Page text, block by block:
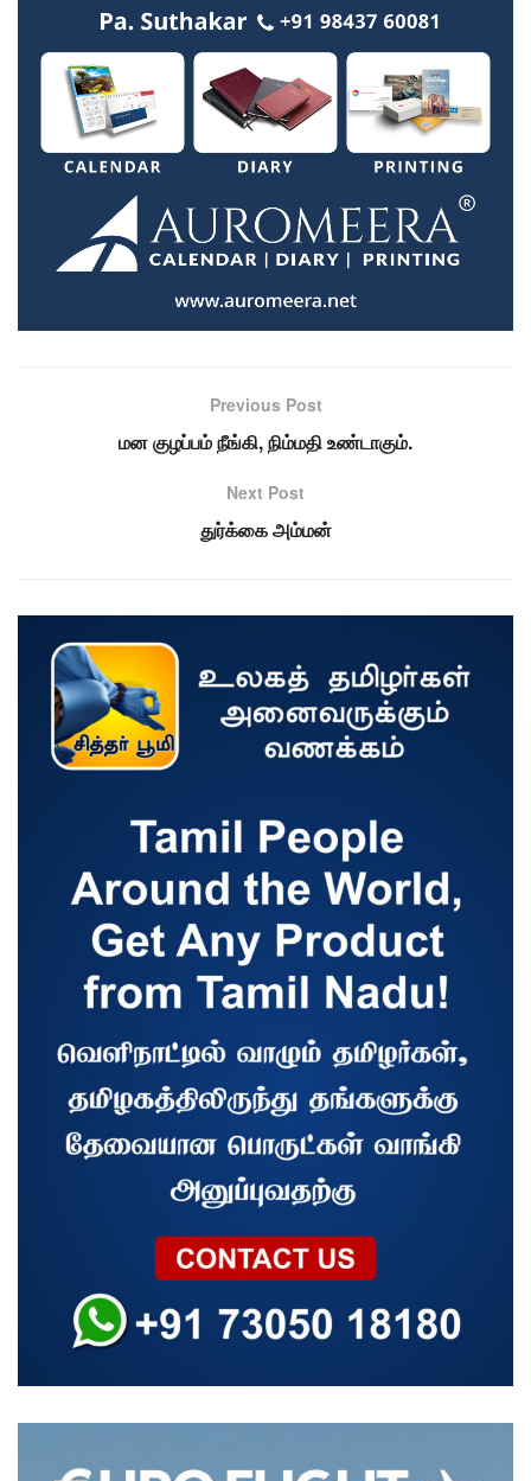
Previous Post
மன குழப்பம் நீங்கி, நிம்மதி உண்டாகும்.
Next Post
துர்க்கை அம்மன்